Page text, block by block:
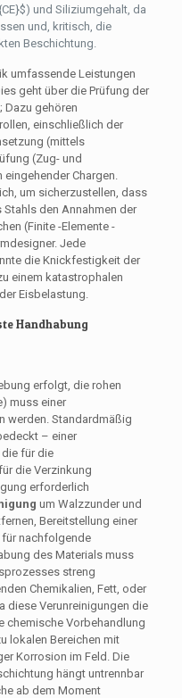
) und Siliziumgehalt, da
und, kritisch, die
Beschichtung.
umfassende Leistungen
geht über die Prüfung der
Dazu gehören
einschließlich der
(mittels
(Zug- und
Chargen.
um sicherzustellen, dass
den Annahmen der
(Finite -Elemente -
Jede
die Knickfestigkeit der
einem katastrophalen
Eisbelastung.
Handhabung
erfolgt, die rohen
muss einer
werden. Standardmäßig
– einer
für die
die Verzinkung
erforderlich
um Walzzunder und
Bereitstellung einer
für nachfolgende
des Materials muss
streng
Chemikalien, Fett, oder
diese Verunreinigungen die
chemische Vorbehandlung
lokalen Bereichen mit
Korrosion im Feld. Die
hängt untrennbar
ab dem Moment